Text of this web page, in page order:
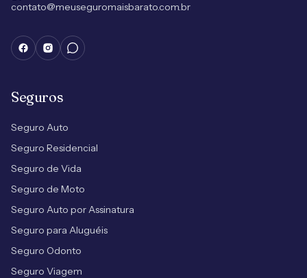
contato@meuseguromaisbarato.com.br
Seguros
Seguro Auto
Seguro Residencial
Seguro de Vida
Seguro de Moto
Seguro Auto por Assinatura
Seguro para Aluguéis
Seguro Odonto
Seguro Viagem